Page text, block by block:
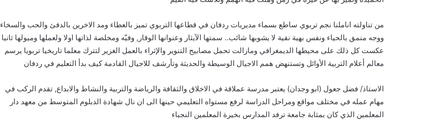
من تناولته اناملنا نجم تربوي ساطع بسماء مديريات ردفان في قطاعها التربوي تميز بالعطاء ومد الاخرين بالدفئ والحب والسخاء
ووجه منمق بالحياء ونفس بهية نقية لا يشوبها شائب.. سمتها الآيثار وعنوانها الوقار, وفيّه ومخلصة لذاتها اولا ولعملها وميولها ثانيا
عكست كل ذلك على محيطها الديمغرافي ومازالت تحمل مصابيح التنوير والإثراء بالعمل الغزير لتترك معلما تاريخيا تربويا يرسم
معالم أعلام التربية الأوائل وتستنهض همم الاجيال الوسيطة والحديثة وتأرشف للاجيال القادمة كيف بدأ التعليم في ردفان
الاستاذ/ فضل جعول (ابو وجدان) يعتبر مدرسة عملاقة في الاخلاق والثقافة والرياضة والتربية والنشاط والابداع, تقدم الركب في
مهام عمله في مختلف مواقع ومراحل الدراسة لرفع مستواه التعليمي حينها الى ان نال شهادة الدبلوم المتوسط من معهد دار
المعلمين الذي كان بمثابة جامعة ترفد المدارس بخيرة المعلمين النجباء